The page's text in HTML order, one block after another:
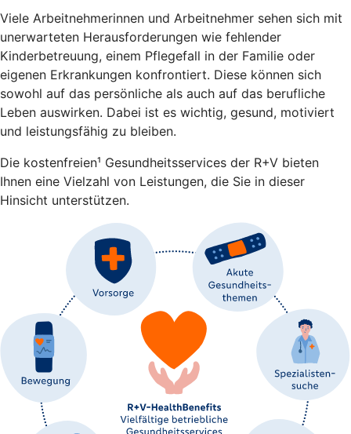
Viele Arbeitnehmerinnen und Arbeitnehmer sehen sich mit
unerwarteten Herausforderungen wie fehlender
Kinderbetreuung, einem Pflegefall in der Familie oder
eigenen Erkrankungen konfrontiert. Diese können sich
sowohl auf das persönliche als auch auf das berufliche
Leben auswirken. Dabei ist es wichtig, gesund, motiviert
und leistungsfähig zu bleiben.
Die kostenfreien¹ Gesundheitsservices der R+V bieten
Ihnen eine Vielzahl von Leistungen, die Sie in dieser
Hinsicht unterstützen.